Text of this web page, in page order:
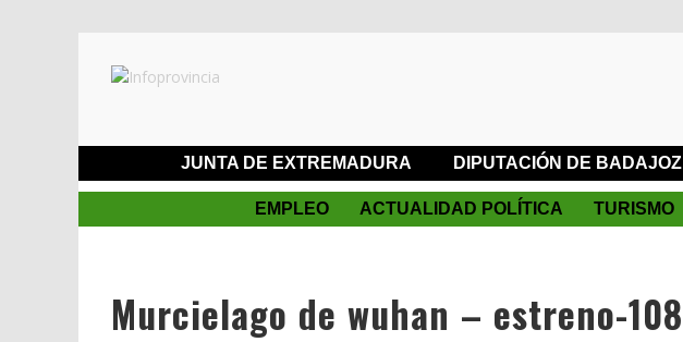
JUNTA DE EXTREMADURA DIPUTACIÓN DE BADAJOZ
EMPLEO ACTUALIDAD POLÍTICA TURISMO
Murcielago de wuhan – estreno-108